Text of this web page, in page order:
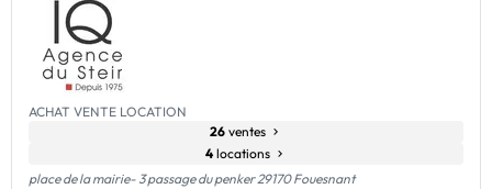
ACHAT VENTE LOCATION
26 ventes
4 locations
place de la mairie- 3 passage du penker 29170 Fouesnant